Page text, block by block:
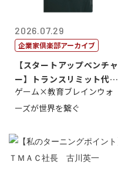
2026.07.29
企業家倶楽部アーカイブ
【スタートアップベンチャ
ー】トランスリミット代表
取締役社長 ...
ゲーム×教育ブレインウォ
ーズが世界を繋ぐ